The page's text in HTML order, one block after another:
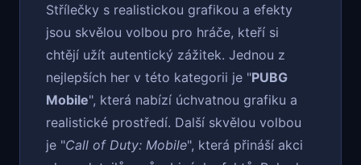
Střílečky s realistickou grafikou a efekty
jsou skvělou volbou pro hráče, kteří si
chtějí užít autentický zážitek. Jednou z
nejlepších her v této kategorii je "PUBG
Mobile", která nabízí úchvatnou grafiku a
realistické prostředí. Další skvělou volbou
je "Call of Duty: Mobile", která přináší akci